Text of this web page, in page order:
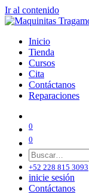
Ir al contenido
Inicio
Tienda
Cursos
Cita
Contáctanos
Reparaciones
0
0
+52 228 815 3093
inicie sesión
Contáctanos